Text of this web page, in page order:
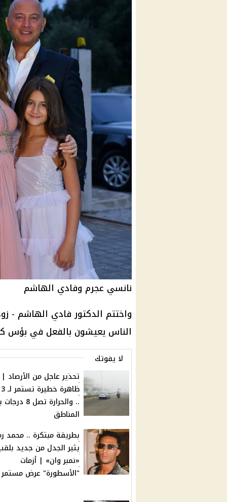
نانسي عجرم وفادي الهاشم
واختتم الدكتور فادي الهاشم -
الناس يعيشون بالفعل في بؤس
لا يفوتك
تحذير عاجل من الأرصاد |
.. والحرارة
المناطق
بطريقة مبتكرة .. محمد
يثير الجدل من جديد
«نمبر وان» | أزمات
"الأسطورة" عرض مستمر